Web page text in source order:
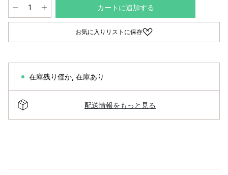
カートに追加する
お気に入りリストに保存
在庫残り僅か 在庫あり
配送情報をもっと見る